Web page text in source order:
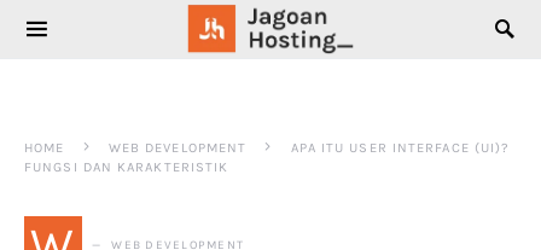
SEARCH FOR:
HOME WEB DEVELOPMENT
APA ITU USER INTERFACE (UI)?
FUNGSI DAN KARAKTERISTIK
WEB DEVELOPMENT